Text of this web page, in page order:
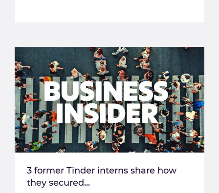
3 former Tinder interns share how
they secured...